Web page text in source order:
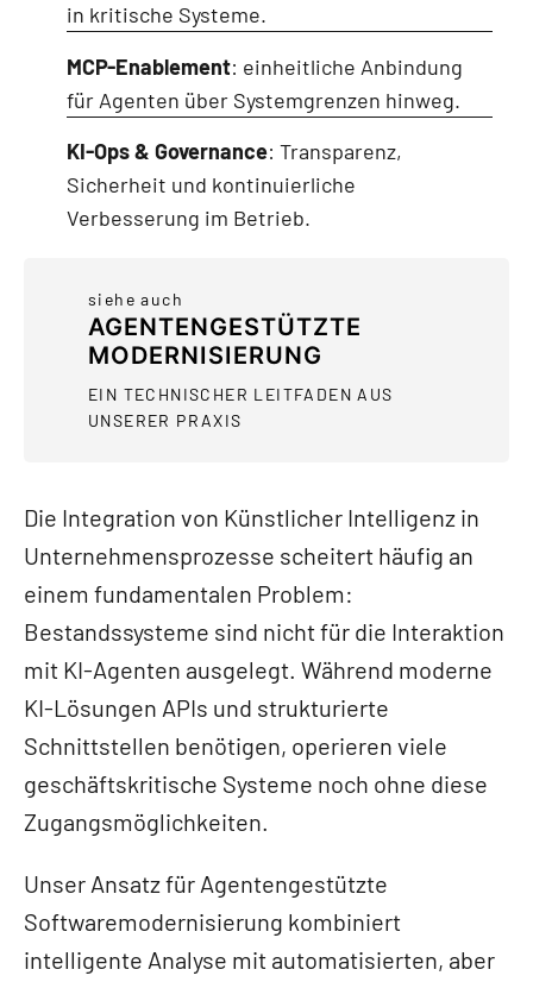
in kritische Systeme.
MCP-Enablement: einheitliche Anbindung
für Agenten über Systemgrenzen hinweg.
KI-Ops & Governance: Transparenz,
Sicherheit und kontinuierliche
Verbesserung im Betrieb.
siehe auch
AGENTENGESTÜTZTE
MODERNISIERUNG
EIN TECHNISCHER LEITFADEN AUS
UNSERER PRAXIS
Die Integration von Künstlicher Intelligenz in
Unternehmensprozesse scheitert häufig an
einem fundamentalen Problem:
Bestandssysteme sind nicht für die Interaktion
mit KI-Agenten ausgelegt. Während moderne
KI-Lösungen APIs und strukturierte
Schnittstellen benötigen, operieren viele
geschäftskritische Systeme noch ohne diese
Zugangsmöglichkeiten.
Unser Ansatz für Agentengestützte
Softwaremodernisierung kombiniert
intelligente Analyse mit automatisierten, aber